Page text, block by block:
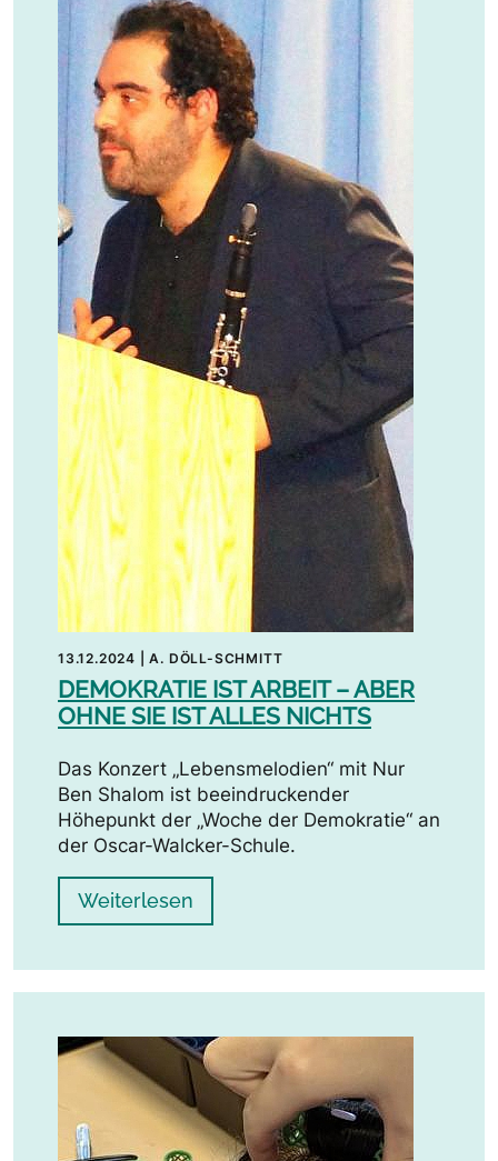
13.12.2024 |A. DÖLL-SCHMITT
DEMOKRATIE IST ARBEIT – ABER
OHNE SIE IST ALLES NICHTS
Das Konzert „Lebensmelodien“ mit Nur
Ben Shalom ist beeindruckender
Höhepunkt der „Woche der Demokratie“ an
der Oscar-Walcker-Schule.
Weiterlesen